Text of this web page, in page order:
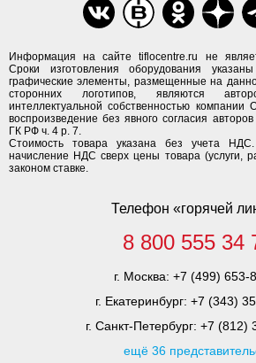
Информация на сайте tiflocentre.ru не
Сроки изготовления оборудования
графические элементы, размещенные на
сторонних логотипов, являются
интеллектуальной собственностью
воспроизведение без явного согласия
ГК РФ ч. 4 р. 7.
Стоимость товара указана без учета
начисление НДС сверх цены товара (услуги,
законом ставке.
Телефон «горячей
8 800 555 34
г. Москва: +7 (499) 653-
г. Екатеринбург: +7 (343)
г. Санкт-Петербург: +7 (812)
ещё 36